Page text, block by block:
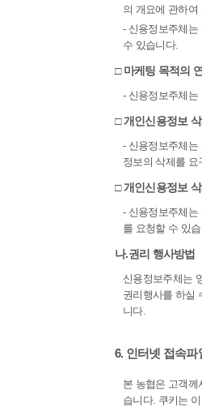
의 개요에 관하
- 신용정보주체
수 있습니다.
□ 마케팅 목적의
- 신용정보주체는
□ 개인신용정보
- 신용정보주체는
정보의 삭제를 요
□ 개인신용정보
- 신용정보주체
를 요청할 수 있
나.권리 행사방법
신용정보주체는
권리행사를 하실
니다.
6. 인터넷 접속파
본 농협은 고객께
습니다. 쿠키는